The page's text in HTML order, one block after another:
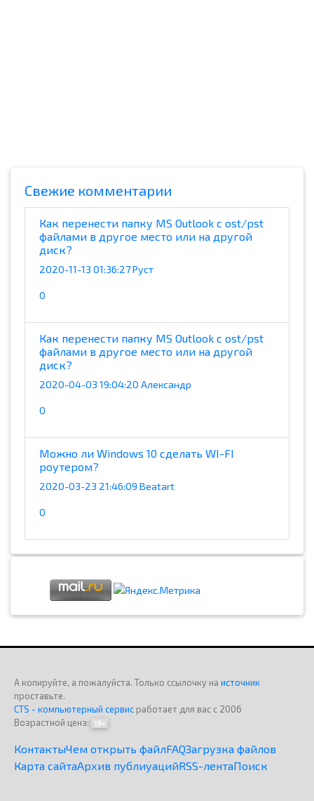
Cвежие комментарии
Как перенести папку MS Outlook с ost/pst
файлами в другое место или на другой
диск?
2020-11-13 01:36:27 Руст
0
Как перенести папку MS Outlook с ost/pst
файлами в другое место или на другой
диск?
2020-04-03 19:04:20 Александр
0
Можно ли Windows 10 сделать WI-FI
роутером?
2020-03-23 21:46:09 Beatart
0
А копируйте, а пожалуйста. Только ссылочку на источник
проставьте.
CTS - компьютерный сервис работает для вас с 2006
Возрастной ценз:
18+
КонтактыЧем открыть файлFAQЗагрузка файлов
Карта сайтаАрхив публиуацийRSS-лентаПоиск